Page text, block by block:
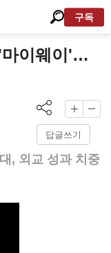
구독
마이웨이'…
답글쓰기
, 외교 성과 치중